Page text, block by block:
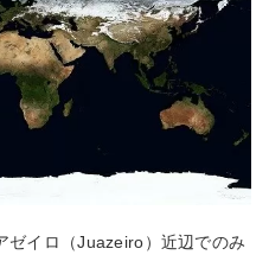
ゼイロ（Juazeiro）近辺でのみ